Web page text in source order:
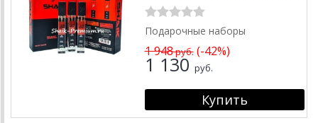
Подарочные наборы
1 948руб.(-42%)
1 130 руб.